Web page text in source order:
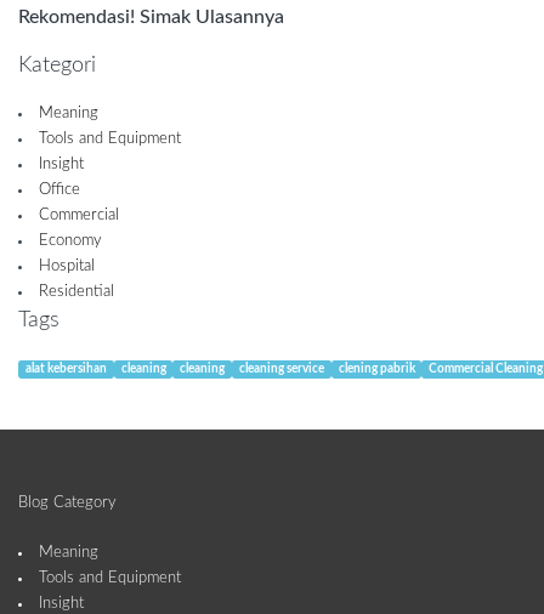
Rekomendasi! Simak Ulasannya
Kategori
Meaning
Tools and Equipment
Insight
Office
Commercial
Economy
Hospital
Residential
Tags
alat kebersihan cleaning cleaning cleaning service clening pabrik Commercial Cleaning
Blog Category
Meaning
Tools and Equipment
Insight